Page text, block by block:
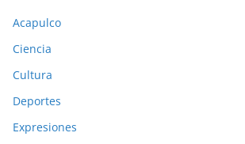
Acapulco
Ciencia
Cultura
Deportes
Expresiones